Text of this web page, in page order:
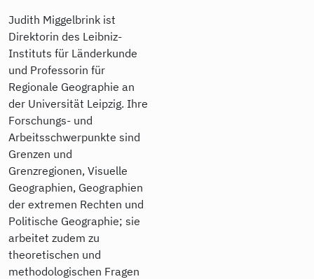
Judith Miggelbrink ist
Direktorin des Leibniz-
Instituts für Länderkunde
und Professorin für
Regionale Geographie an
der Universität Leipzig. Ihre
Forschungs- und
Arbeitsschwerpunkte sind
Grenzen und
Grenzregionen, Visuelle
Geographien, Geographien
der extremen Rechten und
Politische Geographie; sie
arbeitet zudem zu
theoretischen und
methodologischen Fragen